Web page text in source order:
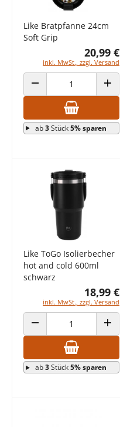
Like Bratpfanne 24cm
Soft Grip
20,99 €
inkl. MwSt., zzgl. Versand
ANZAHL VERRINGERN
ab3Stück5% sparen
Like ToGo Isolierbecher
hot and cold 600ml
schwarz
18,99 €
inkl. MwSt., zzgl. Versand
ANZAHL VERRINGERN
ab3Stück5% sparen